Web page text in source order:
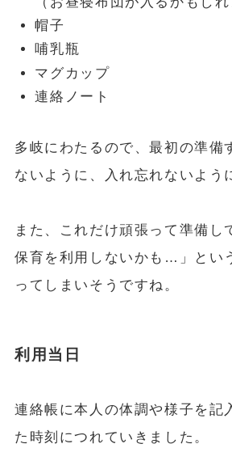
帽子
哺乳瓶
マグカップ
連絡ノート
多岐にわたるので、最初の準備
ないように、入れ忘れないよう
また、これだけ頑張って準備し
保育を利用しないかも…」とい
ってしまいそうですね。
利用当日
連絡帳に本人の体調や様子を記
た時刻につれていきました。